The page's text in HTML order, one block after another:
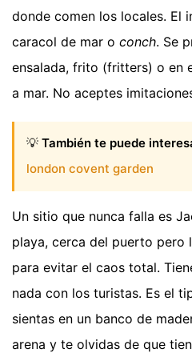
donde comen los locales. El
caracol de mar o conch. Se
ensalada, frito (fritters) o en
a mar. No aceptes
💡 También te puede
london covent garden
Un sitio que nunca falla es
playa, cerca del puerto pero
para evitar el caos total.
nada con los turistas. Es el
sientas en un banco de
arena y te olvidas de que